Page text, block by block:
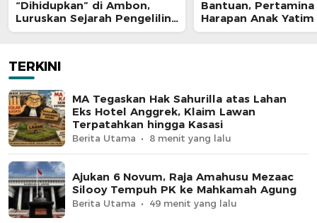
“Dihidupkan” di Ambon,
Luruskan Sejarah Pengeliling
Bumi Pertama Adalah Putra
Bantuan, Pertamina
Harapan Anak
Program Pertamina
TERKINI
MA Tegaskan Hak Sahurilla atas Lahan
Eks Hotel Anggrek, Klaim Lawan
Terpatahkan hingga Kasasi
Berita Utama 8 menit yang lalu
Ajukan 6 Novum, Raja Amahusu Mezaac
Silooy Tempuh PK ke Mahkamah Agung
Berita Utama 49 menit yang lalu